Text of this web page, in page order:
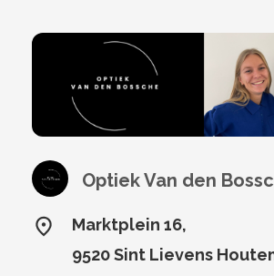
Optiek Van den
Marktplein 16,
9520 Sint Lievens